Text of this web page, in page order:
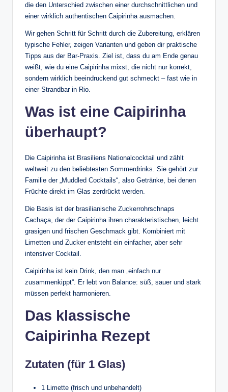
die den Unterschied zwischen einer durchschnittlichen und
einer wirklich authentischen Caipirinha ausmachen.
Wir gehen Schritt für Schritt durch die Zubereitung, erklären
typische Fehler, zeigen Varianten und geben dir praktische
Tipps aus der Bar-Praxis. Ziel ist, dass du am Ende genau
weißt, wie du eine Caipirinha mixst, die nicht nur korrekt,
sondern wirklich beeindruckend gut schmeckt – fast wie in
einer Strandbar in Rio.
Was ist eine Caipirinha
überhaupt?
Die Caipirinha ist Brasiliens Nationalcocktail und zählt
weltweit zu den beliebtesten Sommerdrinks. Sie gehört zur
Familie der „Muddled Cocktails“, also Getränke, bei denen
Früchte direkt im Glas zerdrückt werden.
Die Basis ist der brasilianische Zuckerrohrschnaps
Cachaça, der der Caipirinha ihren charakteristischen, leicht
grasigen und frischen Geschmack gibt. Kombiniert mit
Limetten und Zucker entsteht ein einfacher, aber sehr
intensiver Cocktail.
Caipirinha ist kein Drink, den man „einfach nur
zusammenkippt“. Er lebt von Balance: süß, sauer und stark
müssen perfekt harmonieren.
Das klassische
Caipirinha Rezept
Zutaten (für 1 Glas)
1 Limette (frisch und unbehandelt)